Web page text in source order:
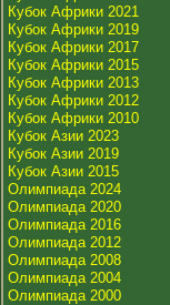
Кубок Африки 2021
Кубок Африки 2019
Кубок Африки 2017
Кубок Африки 2015
Кубок Африки 2013
Кубок Африки 2012
Кубок Африки 2010
Кубок Азии 2023
Кубок Азии 2019
Кубок Азии 2015
Олимпиада 2024
Олимпиада 2020
Олимпиада 2016
Олимпиада 2012
Олимпиада 2008
Олимпиада 2004
Олимпиада 2000